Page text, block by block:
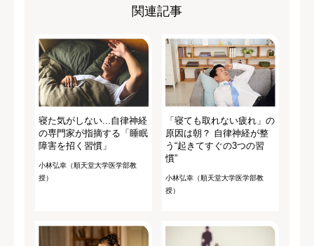
関連記事
寝た気がしない...自律神経
の専門家が指摘する「睡眠
障害を招く習慣」
小林弘幸（順天堂大学医学部教
授）
「寝ても取れない疲れ」の
原因は朝？ 自律神経が整
う“起きてすぐの3つの習
慣”
小林弘幸（順天堂大学医学部教
授）